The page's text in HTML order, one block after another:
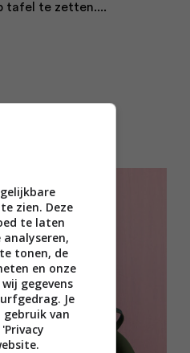
tafel te zetten....
zien. Deze
te laten
tonen, de
en onze
gegevens
Je
van